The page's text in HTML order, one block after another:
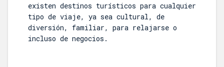
existen destinos turísticos para cualquier
tipo de viaje, ya sea cultural, de
diversión, familiar, para relajarse o
incluso de negocios.